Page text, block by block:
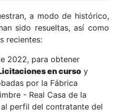
a modo de histórico,
sido resueltas, así como
recientes:
2022, para obtener
en curso y
por la Fábrica
- Real Casa de la
perfil del contratante del